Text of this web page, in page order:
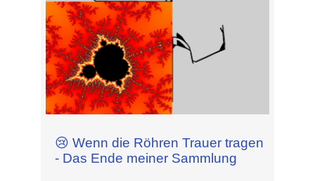
😢 Wenn die Röhren Trauer tragen
- Das Ende meiner Sammlung